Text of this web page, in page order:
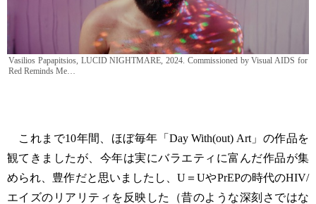
Vasilios Papapitsios, LUCID NIGHTMARE, 2024. Commissioned by Visual AIDS for
Red Reminds Me…
これまで10年間、ほぼ毎年「Day With(out) Art」の作品を
観てきましたが、今年は実にバラエティに富んだ作品が集
められ、豊作だと思いましたし、U＝UやPrEPの時代のHIV/
エイズのリアリティを反映した（昔のような深刻さではな